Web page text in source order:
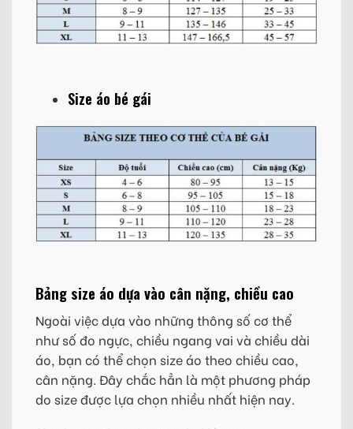
Size áo bé gái
Bảng size áo dựa vào cân nặng, chiều cao
Ngoài việc dựa vào những thông số cơ thể
như số đo ngực, chiều ngang vai và chiều dài
áo, bạn có thể chọn size áo theo chiều cao,
cân nặng. Đây chắc hẳn là một phương pháp
do size được lựa chọn nhiều nhất hiện nay.